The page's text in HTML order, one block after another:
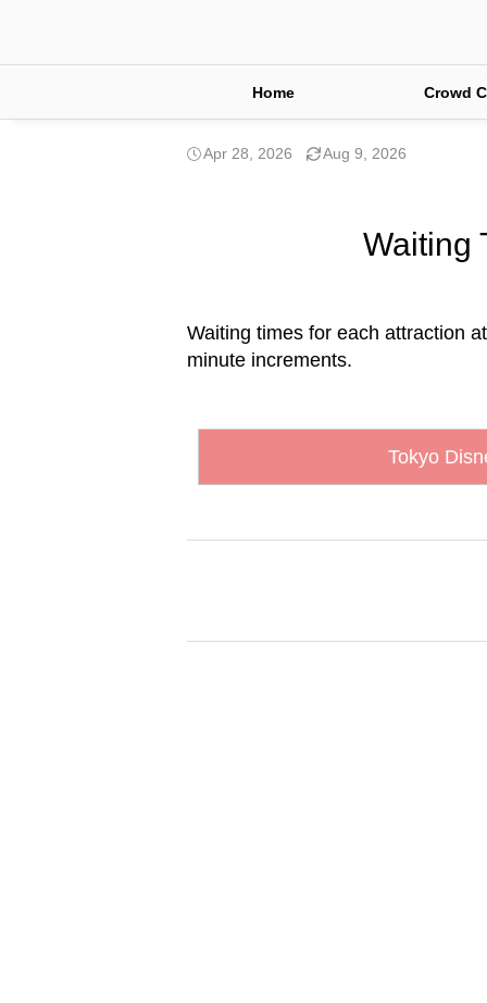
Home Crowd
Apr 28, 2026 Aug 9, 2026
Waiting
Waiting times for each attraction
minute increments.
Tokyo